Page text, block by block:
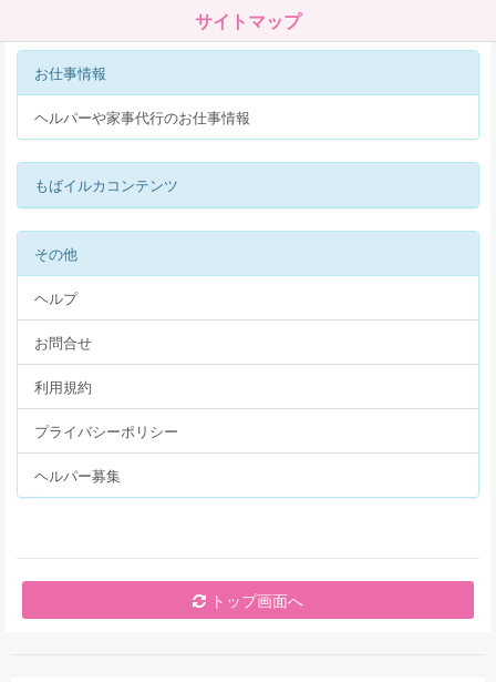
サイトマップ
お仕事情報
ヘルパーや家事代行のお仕事情報
もばイルカコンテンツ
その他
ヘルプ
お問合せ
利用規約
プライバシーポリシー
ヘルパー募集
トップ画面へ